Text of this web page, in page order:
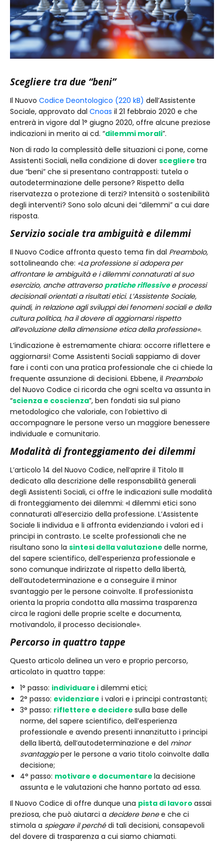
Scegliere tra due “beni”
Il Nuovo Codice Deontologico (220 kB) dell’Assistente
Sociale, approvato dal Cnoas il 21 febbraio 2020 e che
entrerà in vigore dal 1° giugno 2020, offre alcune preziose
indicazioni in merito ai cd. “dilemmi morali”.
Non di rado la complessità delle situazioni ci pone, come
Assistenti Sociali, nella condizione di dover scegliere tra
due “beni” che si presentano contrapposti: tutela o
autodeterminazione delle persone? Rispetto della
riservatezza o protezione di terzi? Intensità o sostenibilità
degli interventi? Sono solo alcuni dei “dilemmi” a cui dare
risposta.
Servizio sociale tra ambiguità e dilemmi
Il Nuovo Codice affronta questo tema fin dal Preambolo,
sottolineando che: «La professione si adopera per
affrontare le ambiguità e i dilemmi connaturati al suo
esercizio, anche attraversopratiche riflessivee processi
decisionali orientati a risultati etici. L’Assistente Sociale,
quindi, in relazione agli sviluppi dei fenomeni sociali e della
cultura politica, ha il dovere di aggiornarsi rispetto
all’evoluzione della dimensione etica della professione».
L’indicazione è estremamente chiara: occorre riflettere e
aggiornarsi! Come Assistenti Sociali sappiamo di dover
fare i conti con una pratica professionale che ci chiede la
frequente assunzione di decisioni. Ebbene, il Preambolo
del Nuovo Codice ci ricorda che ogni scelta va assunta in
“scienza e coscienza”, ben fondati sia sul piano
metodologico che valoriale, con l’obiettivo di
accompagnare le persone verso un maggiore benessere
individuale e comunitario.
Modalità di fronteggiamento dei dilemmi
L’articolo 14 del Nuovo Codice, nell’aprire il Titolo III
dedicato alla descrizione delle responsabilità generali
degli Assistenti Sociali, ci offre le indicazioni sulle modalità
di fronteggiamento dei dilemmi: «I dilemmi etici sono
connaturati all’esercizio della professione. L’Assistente
Sociale li individua e li affronta evidenziando i valori ed i
principi in contrasto. Le scelte professionali che ne
risultano sono la sintesi della valutazione delle norme,
del sapere scientifico, dell’esperienza professionale e
sono comunque indirizzate al rispetto della libertà,
dell’autodeterminazione e a conseguire il minor
svantaggio per le persone coinvolte. Il professionista
orienta la propria condotta alla massima trasparenza
circa le ragioni delle proprie scelte e documenta,
motivandolo, il processo decisionale».
Percorso in quattro tappe
Questo articolo delinea un vero e proprio percorso,
articolato in quattro tappe:
1° passo: individuare i dilemmi etici;
2° passo: evidenziare i valori e i principi contrastanti;
3° passo: riflettere e decidere sulla base delle
norme, del sapere scientifico, dell’esperienza
professionale e avendo presenti innanzitutto i principi
della libertà, dell’autodeterminazione e del minor
svantaggioper le persone a vario titolo coinvolte dalla
decisione;
4° passo: motivare e documentare la decisione
assunta e le valutazioni che hanno portato ad essa.
Il Nuovo Codice di offre dunque una pista di lavoro assai
preziosa, che può aiutarci a decidere benee che ci
stimola a spiegare il perchédi tali decisioni, consapevoli
del dovere di trasparenza a cui siamo chiamati.